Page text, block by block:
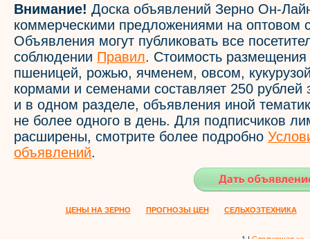
Внимание! Доска объявлений Зерно Он-
коммерческими предложениями на оптовом
Объявления могут публиковать все
соблюдении Правил. Стоимость
пшеницей, рожью, ячменем, овсом,
кормами и семенами составляет 250 рублей
и в одном разделе, объявления иной
не более одного в день. Для подписчиков
расширены, смотрите более подробно
объявлений.
ЦЕНЫ НА ЗЕРНО ПРОГНОЗЫ ЦЕН СЕЛЬХОЗТЕХНИКА